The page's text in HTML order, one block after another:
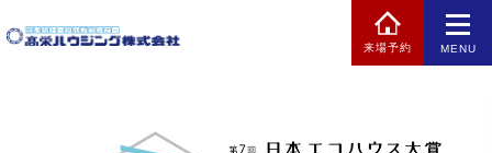
来場予約 MENU